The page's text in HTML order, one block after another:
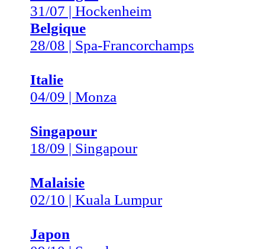
31/07 | Hockenheim
Belgique
28/08 | Spa-Francorchamps
Italie
04/09 | Monza
Singapour
18/09 | Singapour
Malaisie
02/10 | Kuala Lumpur
Japon